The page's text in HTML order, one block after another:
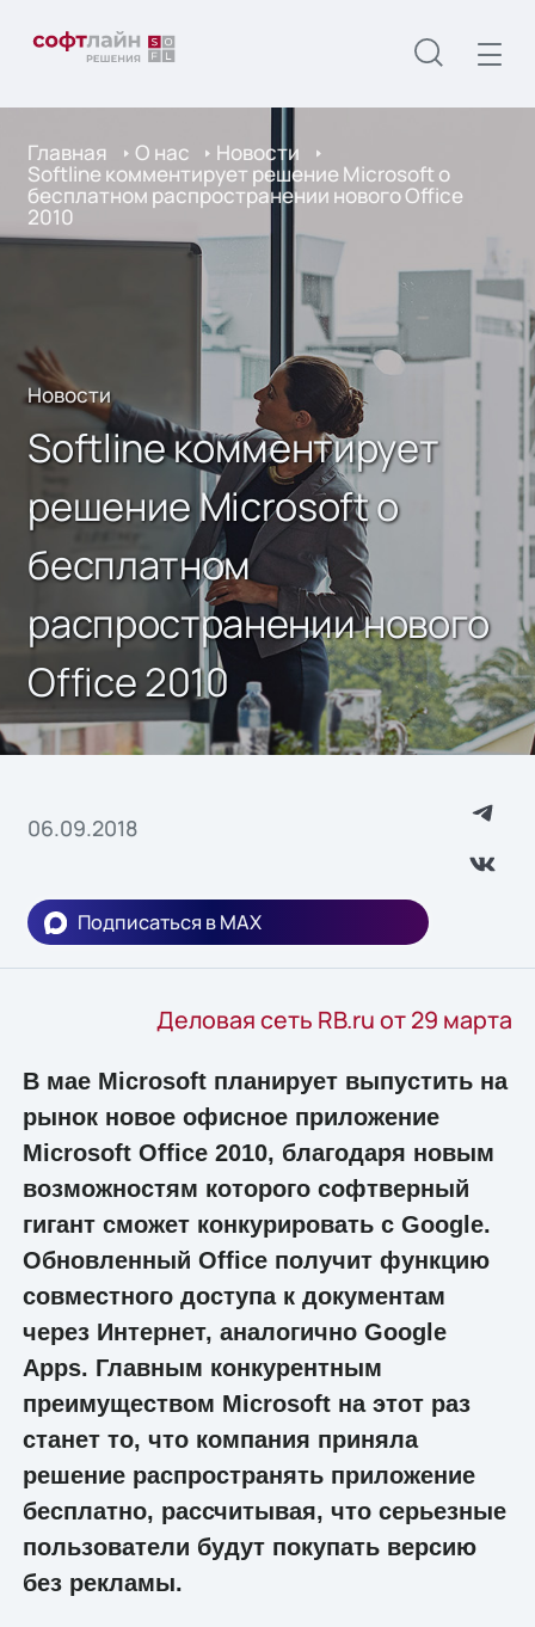
Главная О нас Новости
Softline комментирует решение Microsoft о
бесплатном распространении нового Office
2010
Новости
Softline комментирует
решение Microsoft о
бесплатном
распространении нового
Office 2010
06.09.2018
Подписаться в MAX
Деловая сеть RB.ru от 29 марта
В мае Microsoft планирует выпустить на
рынок новое офисное приложение
Microsoft Office 2010, благодаря новым
возможностям которого софтверный
гигант сможет конкурировать с Google.
Обновленный Office получит функцию
совместного доступа к документам
через Интернет, аналогично Google
Apps. Главным конкурентным
преимуществом Microsoft на этот раз
станет то, что компания приняла
решение распространять приложение
бесплатно, рассчитывая, что серьезные
пользователи будут покупать версию
без рекламы.